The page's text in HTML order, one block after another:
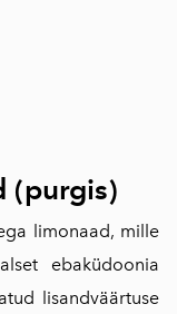
(purgis)
limonaad, mille
ebaküdoonia
lisandväärtuse